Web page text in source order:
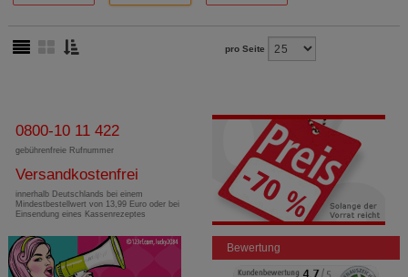
pro Seite
0800-10 11 422
gebührenfreie Rufnummer
Versandkostenfrei
innerhalb Deutschlands bei einem
Mindestbestellwert von 13,99 Euro oder bei
Einsendung eines Kassenrezeptes
Bewertung